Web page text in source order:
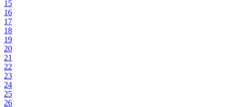
15
16
17
18
19
20
21
22
23
24
25
26